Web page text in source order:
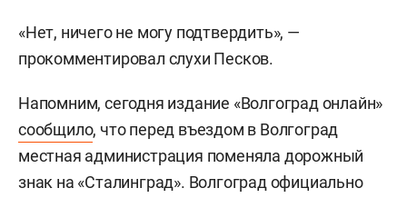
«Нет, ничего не могу подтвердить», —
прокомментировал слухи Песков.
Напомним, сегодня издание «Волгоград онлайн»
сообщило, что перед въездом в Волгоград
местная администрация поменяла дорожный
знак на «Сталинград». Волгоград официально